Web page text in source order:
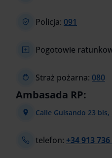
Policja: 091
Pogotowie
Straż pożarna: 080
Ambasada RP:
Calle Guisando 23
telefon: +34 913